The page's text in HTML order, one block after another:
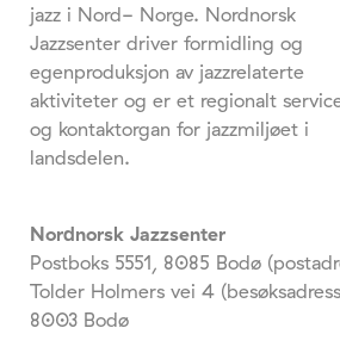
jazz i Nord- Norge. Nordnorsk
Jazzsenter driver formidling og
egenproduksjon av jazzrelaterte
aktiviteter og er et regionalt
og kontaktorgan for jazzmiljøet i
landsdelen.
Nordnorsk Jazzsenter
Postboks 5551, 8085 Bodø
Tolder Holmers vei 4
8003 Bodø